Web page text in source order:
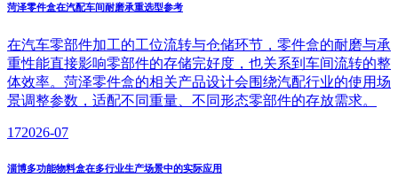
菏泽零件盒在汽配车间耐磨承重选型参考
在汽车零部件加工的工位流转与仓储环节，零件盒的耐磨与承
重性能直接影响零部件的存储完好度，也关系到车间流转的整
体效率。菏泽零件盒的相关产品设计会围绕汽配行业的使用场
景调整参数，适配不同重量、不同形态零部件的存放需求。
172026-07
淄博多功能物料盒在多行业生产场景中的实际应用